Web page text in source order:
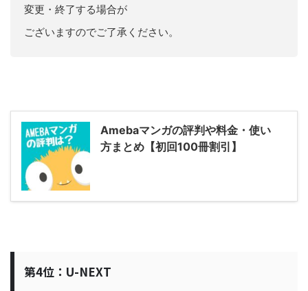
変更・終了する場合が
ございますのでご了承ください。
Amebaマンガの評判や料金・使い
方まとめ【初回100冊割引】
第4位：U-NEXT